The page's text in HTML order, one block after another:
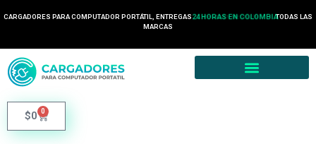
CARGADORES PARA COMPUTADOR PORTÁTIL, ENTREGAS 24 HORAS EN COLOMBIATODAS LAS
MARCAS
$0 0